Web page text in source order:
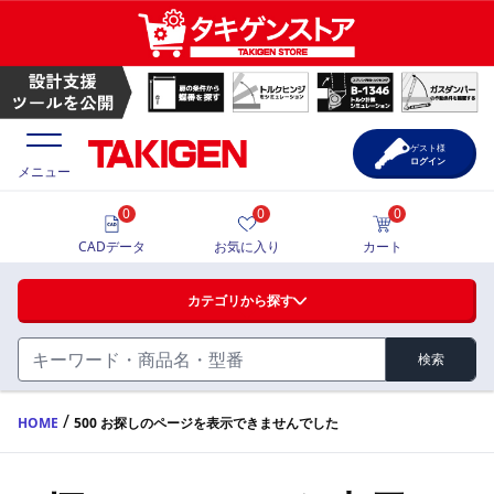
ハンドル・取手・つまみ・周辺機器
FA・A
蝶番・ステー・周辺機器
価格一覧
製品カタログ
メニュー
カテゴリから探す
検索
0
CADデータ
0
お気に入り
0
カート
ゲスト様
ログイン
HOME / 500 お探しのページを表示できませんでした